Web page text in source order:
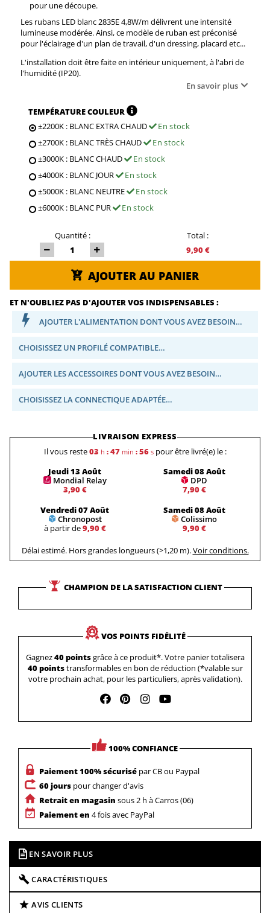
pour une découpe.
Les rubans LED blanc 2835E 4,8W/m délivrent une intensité
lumineuse modérée. Ainsi, ce modèle de ruban est préconisé
pour l'éclairage d'un plan de travail, d'un dressing, placard etc...
L'installation doit être faite en intérieur uniquement, à l'abri de
l'humidité (IP20).
En savoir plus
TEMPÉRATURE COULEUR
±2200K : BLANC EXTRA CHAUD
En stock
±2700K : BLANC TRÈS CHAUD
En stock
±3000K : BLANC CHAUD
En stock
±4000K : BLANC JOUR
En stock
±5000K : BLANC NEUTRE
En stock
±6000K : BLANC PUR
En stock
Quantité :
Total :
9,90 €
AJOUTER AU PANIER
ET N'OUBLIEZ PAS D'AJOUTER VOS INDISPENSABLES :
AJOUTER L'ALIMENTATION DONT VOUS AVEZ BESOIN…
CHOISISSEZ UN PROFILÉ COMPATIBLE…
AJOUTER LES ACCESSOIRES DONT VOUS AVEZ BESOIN…
CHOISISSEZ LA CONNECTIQUE ADAPTÉE…
LIVRAISON EXPRESS
Il vous reste03 h : 47min : 55s pour être livré(e) le :
Jeudi 13 Août
Mondial Relay
3,90 €
Samedi 08 Août
DPD
7,90 €
Vendredi 07 Août
Chronopost
à partir de9,90 €
Samedi 08 Août
Colissimo
9,90 €
Délai estimé. Hors grandes longueurs (>1,20 m).Voir conditions.
CHAMPION DE LA SATISFACTION CLIENT
VOS POINTS FIDÉLITÉ
Gagnez40 pointsgrâce à ce produit*. Votre panier totalisera
40 pointstransformables en bon de réduction (*valable sur
votre prochain achat, pour les particuliers, après validation).
100% CONFIANCE
Paiement 100% sécurisé par CB ou Paypal
60 jours pour changer d'avis
Retrait en magasin sous 2 h à Carros (06)
Paiement en 4 fois avec PayPal
EN SAVOIR PLUS
CARACTÉRISTIQUES
AVIS CLIENTS